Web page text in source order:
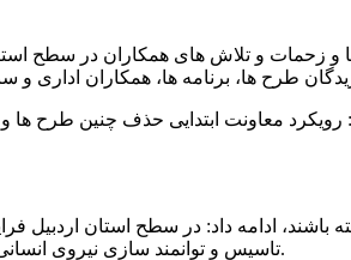
و زحمات و تلاش های همکاران در سطح
رویکرد معاونت ابتدایی حذف چنین طرح
تاسیس و توانمند سازی نیروی انسانی و مربیان و مؤسسان و مدیران کودکستان ها را در دستور کار قرار دادیم.